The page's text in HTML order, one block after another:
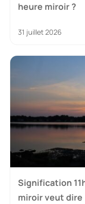
heure miroir ?
31 juillet 2026
Signification
miroir veut dire